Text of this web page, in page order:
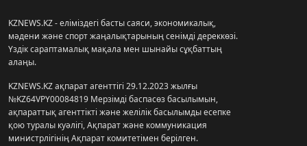
KZNEWS.KZ - еліміздегі басты саяси, экономикалық,
мәдени және спорт жаңалықтарының сенімді дереккөзі.
Үздік сараптамалық мақала мен шынайы сұқбаттың
алаңы.
KZNEWS.KZ ақпарат агенттігі 29.12.2023 жылғы
№KZ64VPY00084819 Мерзімді баспасөз басылымын,
ақпараттық агенттікті және желілік басылымды есепке
қою туралы куәлігі, Ақпарат және коммуникация
министрлігінің Ақпарат комитетімен берілген.